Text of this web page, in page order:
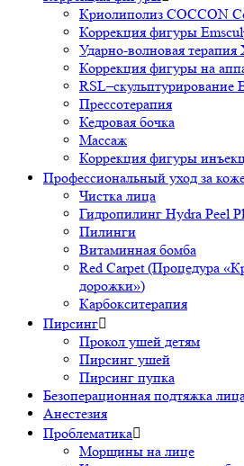
Криолиполиз COCCON
Коррекция фигуры
Ударно-волновая
Коррекция фигуры на
RSL–скульптурирование
Прессотерапия
Кедровая бочка
Массаж
Коррекция фигуры
Профессиональный уход за
Чистка лица
Гидропилинг Hydra Peel
Пилинги
Витаминная бомба
Red Carpet (Процедура
дорожки»)
Карбокситерапия
Пирсинг
Прокол ушей детям
Пирсинг ушей
Пирсинг пупка
Безоперационная подтяжка лица
Анестезия
Проблематика
Морщины на лице